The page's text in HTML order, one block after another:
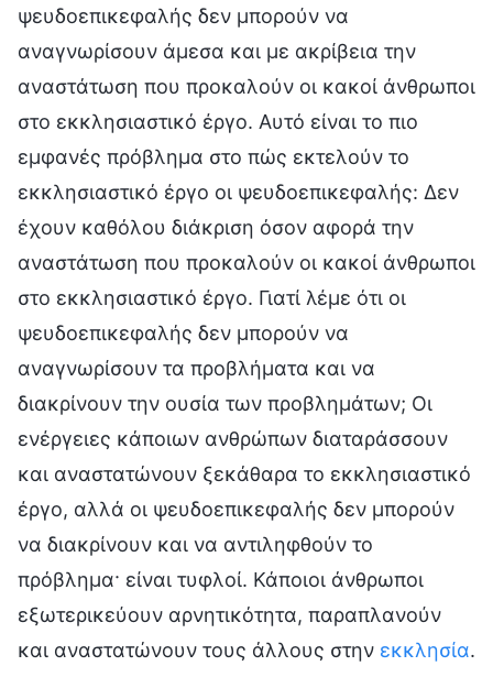
ψευδοεπικεφαλής δεν μπορούν να
αναγνωρίσουν άμεσα και με ακρίβεια την
αναστάτωση που προκαλούν οι κακοί άνθρωποι
στο εκκλησιαστικό έργο. Αυτό είναι το πιο
εμφανές πρόβλημα στο πώς εκτελούν το
εκκλησιαστικό έργο οι ψευδοεπικεφαλής: Δεν
έχουν καθόλου διάκριση όσον αφορά την
αναστάτωση που προκαλούν οι κακοί άνθρωποι
στο εκκλησιαστικό έργο. Γιατί λέμε ότι οι
ψευδοεπικεφαλής δεν μπορούν να
αναγνωρίσουν τα προβλήματα και να
διακρίνουν την ουσία των προβλημάτων; Οι
ενέργειες κάποιων ανθρώπων διαταράσσουν
και αναστατώνουν ξεκάθαρα το εκκλησιαστικό
έργο, αλλά οι ψευδοεπικεφαλής δεν μπορούν
να διακρίνουν και να αντιληφθούν το
πρόβλημα· είναι τυφλοί. Κάποιοι άνθρωποι
εξωτερικεύουν αρνητικότητα, παραπλανούν
και αναστατώνουν τους άλλους στην εκκλησία.